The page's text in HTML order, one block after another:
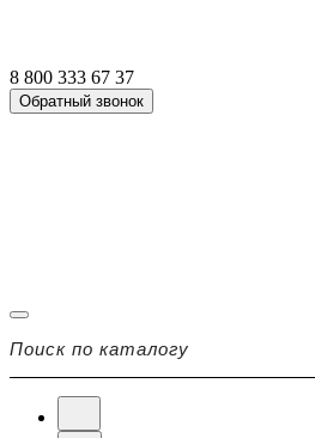
8 800 333 67 37
Обратный звонок